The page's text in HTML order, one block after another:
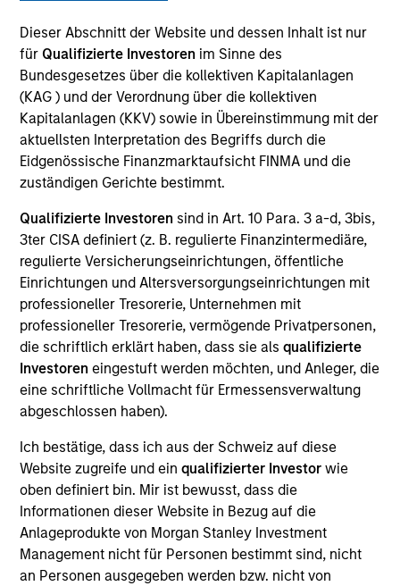
Dieser Abschnitt der Website und dessen Inhalt ist nur
für Qualifizierte Investoren im Sinne des
Bundesgesetzes über die kollektiven Kapitalanlagen
(KAG ) und der Verordnung über die kollektiven
Kapitalanlagen (KKV) sowie in Übereinstimmung mit der
aktuellsten Interpretation des Begriffs durch die
Eidgenössische Finanzmarktaufsicht FINMA und die
zuständigen Gerichte bestimmt.
Qualifizierte Investoren sind in Art. 10 Para. 3 a-d, 3bis,
3ter CISA definiert (z. B. regulierte Finanzintermediäre,
regulierte Versicherungseinrichtungen, öffentliche
Einrichtungen und Altersversorgungseinrichtungen mit
professioneller Tresorerie, Unternehmen mit
professioneller Tresorerie, vermögende Privatpersonen,
die schriftlich erklärt haben, dass sie alsqualifizierte
Investoren eingestuft werden möchten, und Anleger, die
eine schriftliche Vollmacht für Ermessensverwaltung
abgeschlossen haben).
Ich bestätige, dass ich aus der Schweiz auf diese
Website zugreife und ein qualifizierter Investor wie
oben definiert bin. Mir ist bewusst, dass die
Informationen dieser Website in Bezug auf die
Anlageprodukte von Morgan Stanley Investment
Management nicht für Personen bestimmt sind, nicht
an Personen ausgegeben werden bzw. nicht von
Services
COUNTRY
United States
Invested on
Apr 1999
Transaction Type
Follow-On
Realization Date
Jan 2001
Provides datacom consulting and web-based training and
View Site
Investment Team
Morgan Stanley Expansion Capital